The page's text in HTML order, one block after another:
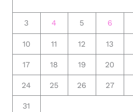
3 4 5 6
10 11 12 13
17 18 19 20
24 25 26 27
31